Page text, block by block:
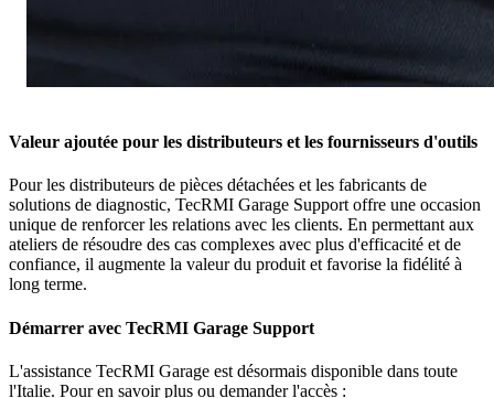
Valeur ajoutée pour les distributeurs et les fournisseurs d'outils
Pour les distributeurs de pièces détachées et les fabricants de
solutions de diagnostic, TecRMI Garage Support offre une occasion
unique de renforcer les relations avec les clients. En permettant aux
ateliers de résoudre des cas complexes avec plus d'efficacité et de
confiance, il augmente la valeur du produit et favorise la fidélité à
long terme.
Démarrer avec TecRMI Garage Support
L'assistance TecRMI Garage est désormais disponible dans toute
l'Italie. Pour en savoir plus ou demander l'accès :